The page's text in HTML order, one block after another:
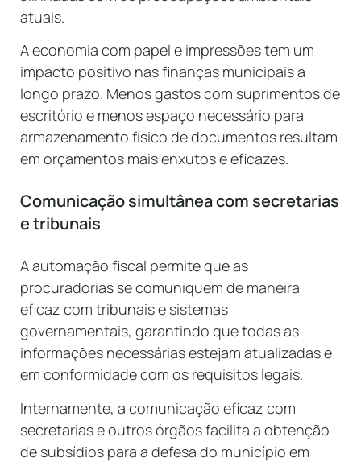
atuais.
A economia com papel e impressões tem um
impacto positivo nas finanças municipais a
longo prazo. Menos gastos com suprimentos de
escritório e menos espaço necessário para
armazenamento físico de documentos resultam
em orçamentos mais enxutos e eficazes.
Comunicação simultânea com secretarias
e tribunais
A automação fiscal permite que as
procuradorias se comuniquem de maneira
eficaz com tribunais e sistemas
governamentais, garantindo que todas as
informações necessárias estejam atualizadas e
em conformidade com os requisitos legais.
Internamente, a comunicação eficaz com
secretarias e outros órgãos facilita a obtenção
de subsídios para a defesa do município em